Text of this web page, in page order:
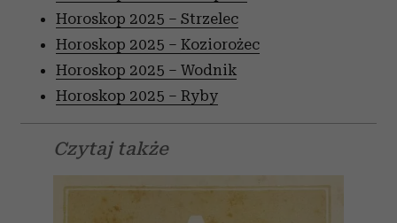
Horoskop 2025 – Strzelec
Horoskop 2025 – Koziorożec
Horoskop 2025 – Wodnik
Horoskop 2025 – Ryby
Czytaj także